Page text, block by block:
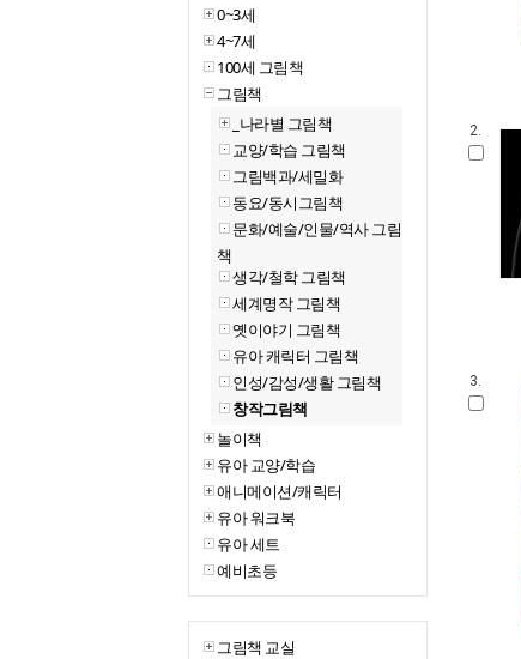
0~3세
4~7세
100세 그림책
그림책
_나라별 그림책
교양/학습 그림책
그림백과/세밀화
동요/동시그림책
문화/예술/인물/역사 그림
책
생각/철학 그림책
세계명작 그림책
옛이야기 그림책
유아 캐릭터 그림책
인성/감성/생활 그림책
창작그림책
놀이책
유아 교양/학습
애니메이션/캐릭터
유아 워크북
유아 세트
예비초등
그림책 교실
2.
3.